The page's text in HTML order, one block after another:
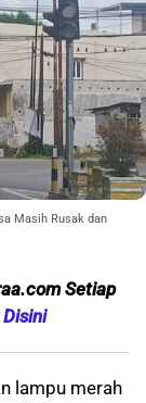
Masih Rusak dan
Setiap
lampu merah